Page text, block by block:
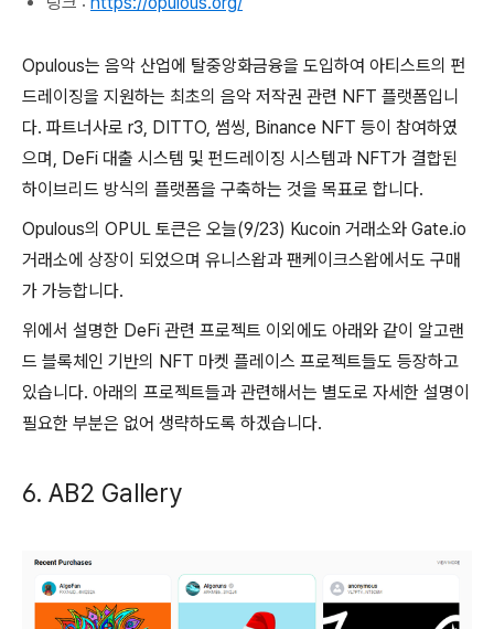
Opulous는 음악 산업에 탈중앙화금융을 도입하여 아티스트의 펀
드레이징을 지원하는 최초의 음악 저작권 관련 NFT 플랫폼입니
다. 파트너사로 r3, DITTO, 썸씽, Binance NFT 등이 참여하였
으며, DeFi 대출 시스템 및 펀드레이징 시스템과 NFT가 결합된
하이브리드 방식의 플랫폼을 구축하는 것을 목표로 합니다.
Opulous의 OPUL 토큰은 오늘(9/23) Kucoin 거래소와 Gate.io
거래소에 상장이 되었으며 유니스왑과 팬케이크스왑에서도 구매
가 가능합니다.
위에서 설명한 DeFi 관련 프로젝트 이외에도 아래와 같이 알고랜
드 블록체인 기반의 NFT 마켓 플레이스 프로젝트들도 등장하고
있습니다. 아래의 프로젝트들과 관련해서는 별도로 자세한 설명이
필요한 부분은 없어 생략하도록 하겠습니다.
6. AB2 Gallery